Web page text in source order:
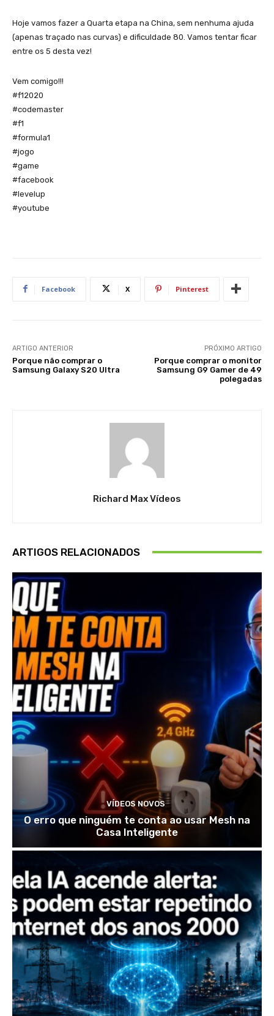
Hoje vamos fazer a Quarta etapa na China, sem nenhuma ajuda
(apenas traçado nas curvas) e dificuldade 80. Vamos tentar ficar
entre os 5 desta vez!
Vem comigo!!!
#f12020
#codemaster
#f1
#formula1
#jogo
#game
#facebook
#levelup
#youtube
Facebook X Pinterest
ARTIGO ANTERIOR
Porque não comprar o
Samsung Galaxy S20 Ultra
PRÓXIMO ARTIGO
Porque comprar o monitor
Samsung G9 Gamer de 49
polegadas
Richard Max Vídeos
ARTIGOS RELACIONADOS
VÍDEOS NOVOS
O erro que ninguém te conta ao usar Mesh na
Casa Inteligente